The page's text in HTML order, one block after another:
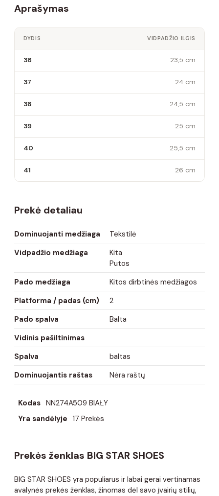
Aprašymas
DYDIS VIDPADŽIO ILGIS
36 23,5 cm
37 24 cm
38 24,5 cm
39 25 cm
40 25,5 cm
41 26 cm
Prekė detaliau
Dominuojanti medžiaga
Tekstilė
Vidpadžio medžiaga
Kita
Putos
Pado medžiaga
Kitos dirbtinės medžiagos
Platforma / padas (cm)
2
Pado spalva
Balta
Vidinis pašiltinimas
Spalva
baltas
Dominuojantis raštas
Nėra raštų
Kodas NN274A509 BIAŁY
Yra sandėlyje 17 Prekės
Prekės ženklas BIG STAR SHOES
BIG STAR SHOES yra populiarus ir labai gerai vertinamas
avalynės prekės ženklas, žinomas dėl savo įvairių stilių,